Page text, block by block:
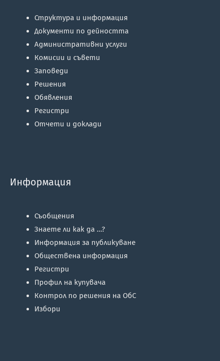
Структура и информация
Документи по дейността
Административни услуги
Комисии и съвети
Заповеди
Решения
Обявления
Регистри
Отчети и доклади
Информация
Съобщения
Знаете ли как да …?
Информация за публикуване
Обществена информация
Регистри
Профил на купувача
Контрол по решения на ОбС
Избори